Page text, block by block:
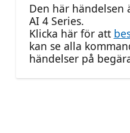
Den här händelsen
AI 4 Series.
Klicka här för att
kan se alla
händelser på